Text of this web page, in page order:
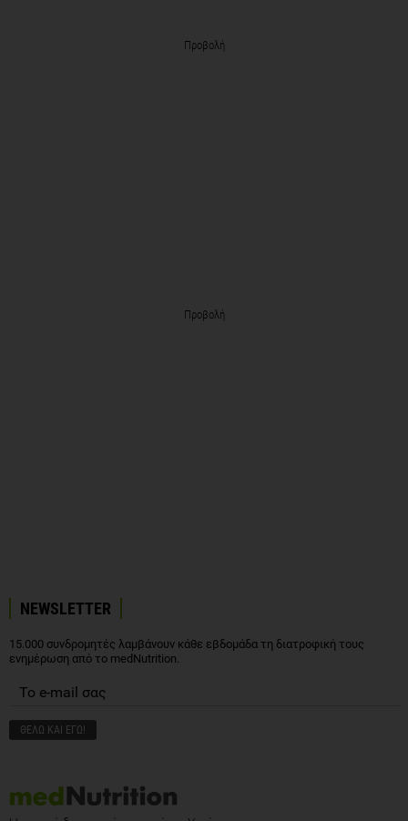
Προβολή
Προβολή
NEWSLETTER
15.000 συνδρομητές λαμβάνουν κάθε εβδομάδα τη διατροφική τους
ενημέρωση από το medNutrition.